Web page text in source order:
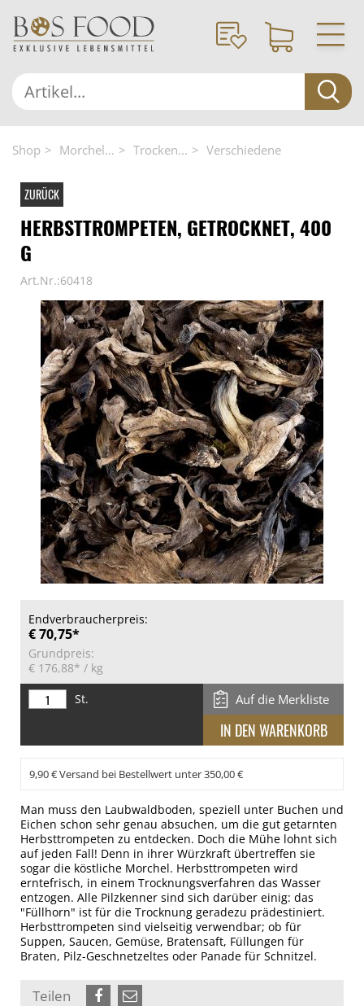
Shop Morchel... Trocken... Verschiedene
ZURÜCK
HERBSTTROMPETEN, GETROCKNET, 400
G
Art.Nr.:60418
Endverbraucherpreis:
€ 70,75*
Grundpreis:
€ 176,88* / kg
St.
Auf die Merkliste
9,90 € Versand bei Bestellwert unter 350,00 €
Man muss den Laubwaldboden, speziell unter Buchen und
Eichen schon sehr genau absuchen, um die gut getarnten
Herbsttrompeten zu entdecken. Doch die Mühe lohnt sich
auf jeden Fall! Denn in ihrer Würzkraft übertreffen sie
sogar die köstliche Morchel. Herbsttrompeten wird
erntefrisch, in einem Trocknungsverfahren das Wasser
entzogen. Alle Pilzkenner sind sich darüber einig: das
"Füllhorn" ist für die Trocknung geradezu prädestiniert.
Herbsttrompeten sind vielseitig verwendbar; ob für
Suppen, Saucen, Gemüse, Bratensaft, Füllungen für
Braten, Pilz-Geschnetzeltes oder Panade für Schnitzel.
Teilen